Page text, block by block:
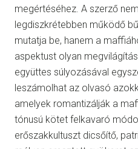
megértéséhez. A szerző
legdiszkrétebben működő
mutatja be, hanem a
aspektust olyan
együttes súlyozásával
leszámolhat az olvasó
amelyek romantizálják a
tónusú kötet felkavaró
erőszakkultuszt dicsőítő,